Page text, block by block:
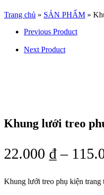
Trang chủ » SẢN PHẨM »
Previous Product
Next Product
Khung lưới treo
22.000 ₫–
Khung lưới treo phụ kiện trang